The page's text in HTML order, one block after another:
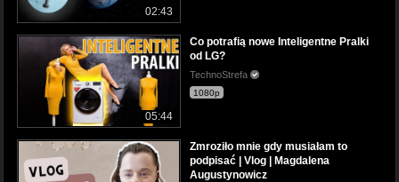
02:43
05:44
Co potrafią nowe Inteligentne Pralki
od LG?
TechnoStrefa
1080p
Zmroziło mnie gdy musiałam to
podpisać | Vlog | Magdalena
Augustynowicz